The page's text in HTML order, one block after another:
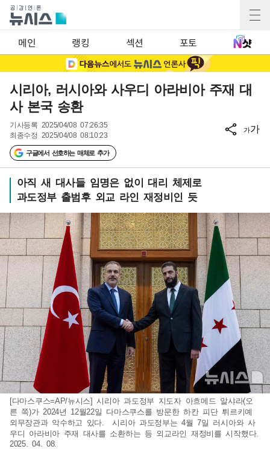
메인 랭킹 섹션 포토
시리아, 러시아와 사우디 아라비아 주재 대
사 본국 송환
기사등록 2025/04/08 07:26:35
최종수정 2025/04/08 08:10:23
구글에서 선호하는 매체로 추가
가가
아직 새 대사들 임명은 없이 대리 체제로
과도정부 출범후 외교 라인 재정비인 듯
[다마스쿠스=AP/뉴시스] 시리아 과도정부 지도자 아흐메드 알샤라(오
른 쪽)가 2024년 12월22일 다마스쿠스를 방문한 하칸 피단 튀르키예
외무장관과 악수하고 있다. 시리아 과도정부는 4월 7일 러시아와 사
우디 아라비아 주재 대사를 소환하는 등 외교라인 재정비를 시작했다.
2025. 04. 08.